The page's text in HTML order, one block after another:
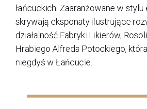
łańcuckich. Zaaranżowane w stylu
skrywają eksponaty ilustrujące
działalność Fabryki Likierów,
Hrabiego Alfreda Potockiego,
niegdyś w Łańcucie.